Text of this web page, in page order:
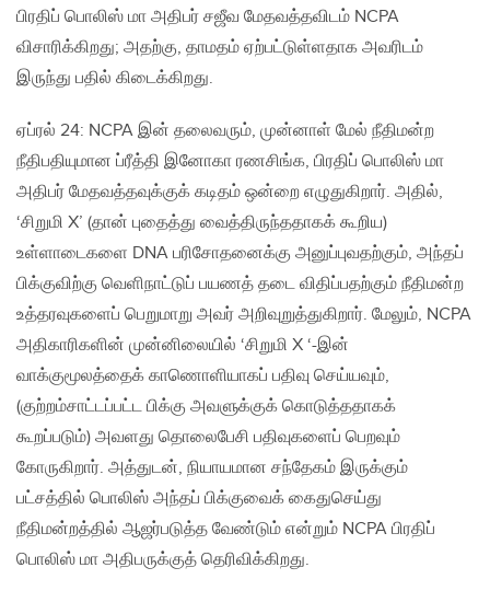
பிரதிப் பொலிஸ் மா அதிபர் சஜீவ மேதவத்தவிடம் NCPA
விசாரிக்கிறது; அதற்கு, தாமதம் ஏற்பட்டுள்ளதாக அவரிடம்
இருந்து பதில் கிடைக்கிறது.
ஏப்ரல் 24: NCPA இன் தலைவரும், முன்னாள் மேல் நீதிமன்ற
நீதிபதியுமான ப்ரீத்தி இனோகா ரணசிங்க, பிரதிப் பொலிஸ் மா
அதிபர் மேதவத்தவுக்குக் கடிதம் ஒன்றை எழுதுகிறார். அதில்,
‘சிறுமி X’ (தான் புதைத்து வைத்திருந்ததாகக் கூறிய)
உள்ளாடைகளை DNA பரிசோதனைக்கு அனுப்புவதற்கும், அந்தப்
பிக்குவிற்கு வெளிநாட்டுப் பயணத் தடை விதிப்பதற்கும் நீதிமன்ற
உத்தரவுகளைப் பெறுமாறு அவர் அறிவுறுத்துகிறார். மேலும், NCPA
அதிகாரிகளின் முன்னிலையில் ‘சிறுமி X ‘-இன்
வாக்குமூலத்தைக் காணொளியாகப் பதிவு செய்யவும்,
(குற்றம்சாட்டப்பட்ட பிக்கு அவளுக்குக் கொடுத்ததாகக்
கூறப்படும்) அவளது தொலைபேசி பதிவுகளைப் பெறவும்
கோருகிறார். அத்துடன், நியாயமான சந்தேகம் இருக்கும்
பட்சத்தில் பொலிஸ் அந்தப் பிக்குவைக் கைதுசெய்து
நீதிமன்றத்தில் ஆஜர்படுத்த வேண்டும் என்றும் NCPA பிரதிப்
பொலிஸ் மா அதிபருக்குத் தெரிவிக்கிறது.